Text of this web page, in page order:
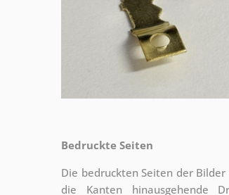
Bedruckte Seiten
Die bedruckten Seiten der
die Kanten hinausgehende